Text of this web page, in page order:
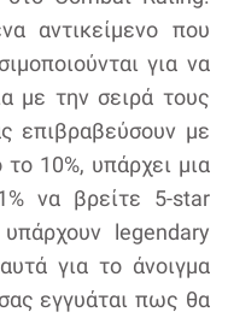
αντικείμενο που
για να
με την σειρά τους
επιβραβεύσουν με
10%, υπάρχει μια
να βρείτε 5-star
legendary
για το άνοιγμα
εγγυάται πως θα